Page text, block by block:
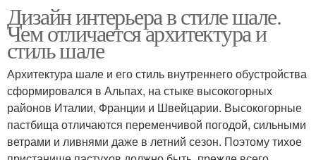
Дизайн интерьера в стиле шале.
Чем отличается архитектура и
стиль шале
Архитектура шале и его стиль внутреннего обустройства
сформировался в Альпах, на стыке высокогорных
районов Италии, Франции и Швейцарии. Высокогорные
пастбища отличаются переменчивой погодой, сильными
ветрами и ливнями даже в летний сезон. Поэтому тихое